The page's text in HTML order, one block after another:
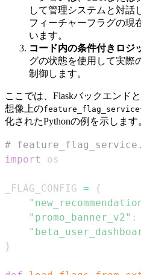
して管理システムと対話
フィーチャーフラグの現
います。
コード内の条件付きロジ
グの状態を使用して実際
制御します。
ここでは、Flaskバックエンド
想像上のfeature_flag_service
化されたPythonの例を示します
#
import
_FLAG_CONFIG =
{
"promo_banner_v2" :
}